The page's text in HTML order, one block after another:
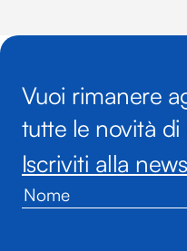
Vuoi rimanere
tutte le novità
Iscriviti alla